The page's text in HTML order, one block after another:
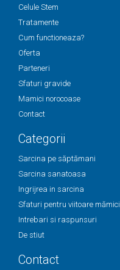
Celule Stem
Tratamente
Cum functioneaza?
Oferta
Parteneri
Sfaturi gravide
Mamici norocoase
Contact
Categorii
Sarcina pe săptămani
Sarcina sanatoasa
Ingrijrea in sarcina
Sfaturi pentru viitoare mămici
Intrebari si raspunsuri
De stiut
Contact